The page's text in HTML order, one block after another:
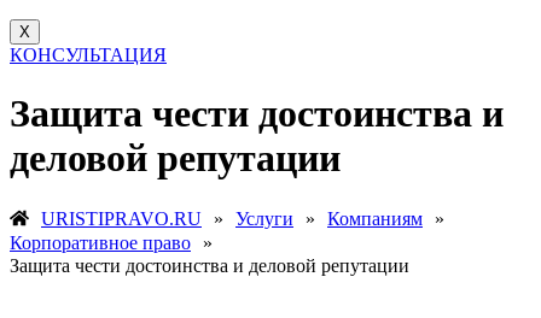
X
КОНСУЛЬТАЦИЯ
Защита чести достоинства и
деловой репутации
URISTIPRAVO.RU » Услуги » Компаниям
»
Корпоративное право
»
Защита чести достоинства и деловой репутации